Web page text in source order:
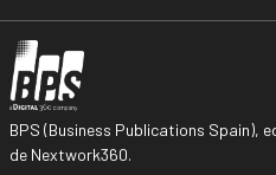
BPS (Business Publications Spain),
de Nextwork360.